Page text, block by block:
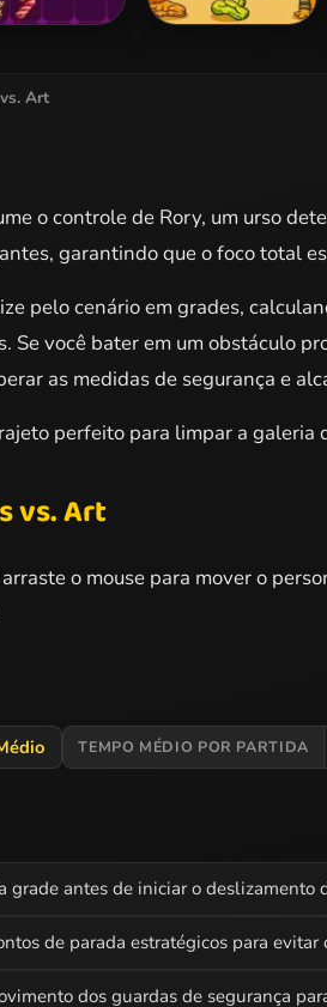
Art
o controle de Rory, um urso
garantindo que o foco total
pelo cenário em grades,
Se você bater em um obstáculo
as medidas de segurança e
perfeito para limpar a galeria
vs. Art
o mouse para mover o
TEMPO MÉDIO POR PARTIDA
grade antes de iniciar o deslizamento
de parada estratégicos para
dos guardas de segurança